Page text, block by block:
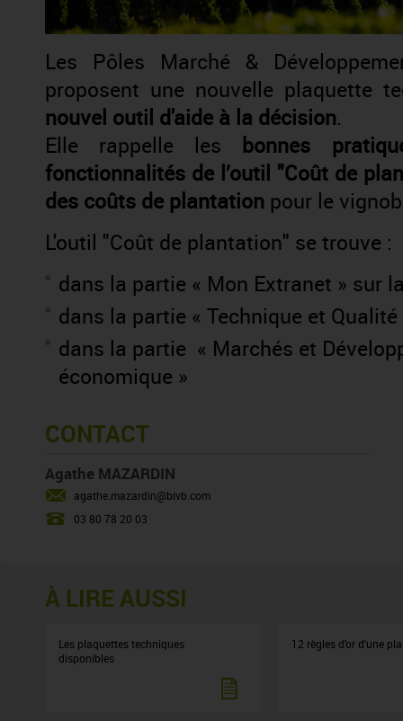
Les Pôles Marché &
proposent une nouvelle plaquette
nouvel outil d'aide à la décision.
Elle rappelle les bonnes
fonctionnalités de l’outil "Coût de
des coûts de plantation pour le
L'outil "Coût de plantation" se trouve :
dans la partie « Mon Extranet » sur
dans la partie « Technique et
dans la partie « Marchés et
économique »
CONTACT
Agathe MAZARDIN
agathe.mazardin@bivb.com
03 80 78 20 03
À LIRE AUSSI
Les plaquettes techniques
disponibles
12 règles d'or d'une